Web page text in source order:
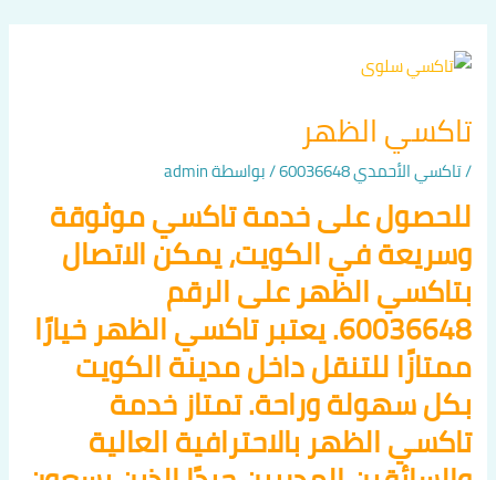
المحتوى
تاكسي الظهر
/تاكسي الأحمدي 60036648 / بواسطةadmin
للحصول على خدمة تاكسي موثوقة
وسريعة في الكويت، يمكن الاتصال
بتاكسي الظهر على الرقم
60036648. يعتبر تاكسي الظهر خيارًا
ممتازًا للتنقل داخل مدينة الكويت
بكل سهولة وراحة. تمتاز خدمة
تاكسي الظهر بالاحترافية العالية